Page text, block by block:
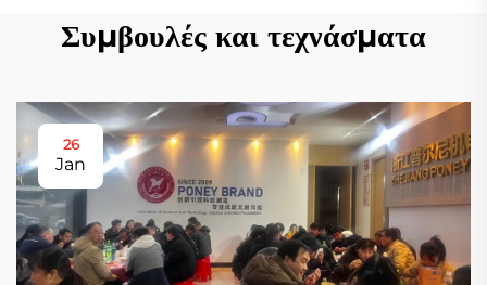
Συμβουλές και τεχνάσματα
26
Jan